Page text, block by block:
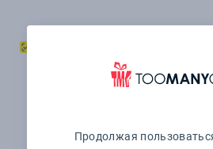
Продолжая